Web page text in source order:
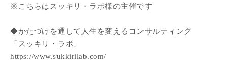
※こちらはスッキリ・ラボ様の主催です
◆かたづけを通して人生を変えるコンサルティング
「スッキリ・ラボ」
https://www.sukkirilab.com/